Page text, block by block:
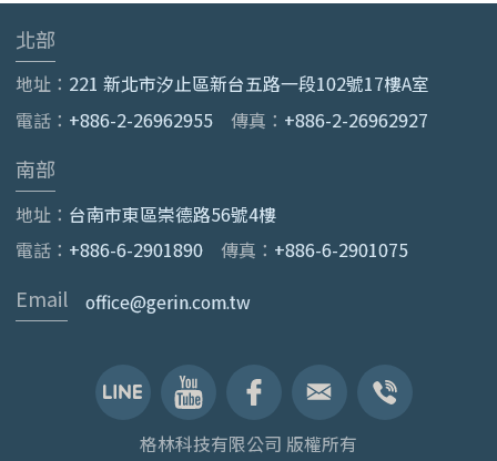
北部
地址： 221 新北市汐止區新台五路一段102號17樓A室
電話： +886-2-26962955 傳真： +886-2-26962927
南部
地址： 台南市東區崇德路56號4樓
電話： +886-6-2901890 傳真： +886-6-2901075
格林科技有限公司 版權所有
Email office@gerin.com.tw